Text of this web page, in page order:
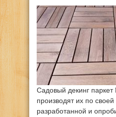
Садовый декинг
производят их по
разработанной и